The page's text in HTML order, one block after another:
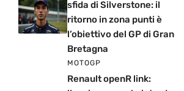
sfida di Silverstone: il
ritorno in zona punti è
l’obiettivo del GP di Gran
Bretagna
MOTOGP
Renault openR link: